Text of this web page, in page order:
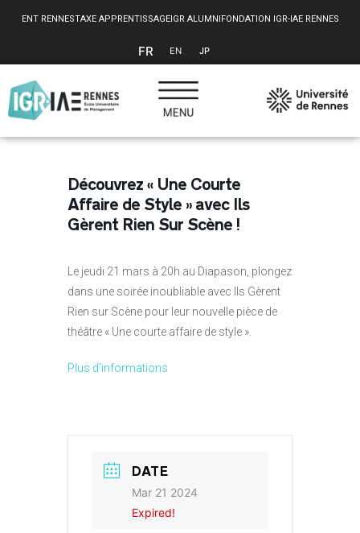
ENT RENNESTAXE APPRENTISSAGEIGR ALUMNIFONDATION IGR-IAE RENNES
FR EN JP
Découvrez « Une Courte
Affaire de Style » avec Ils
Gèrent Rien Sur Scène !
Le jeudi 21 mars à 20h au Diapason, plongez
dans une soirée inoubliable avec Ils Gèrent
Rien sur Scène pour leur nouvelle pièce de
théâtre « Une courte affaire de style ».
Plus d’informations
DATE
Mar 21 2024
Expired!